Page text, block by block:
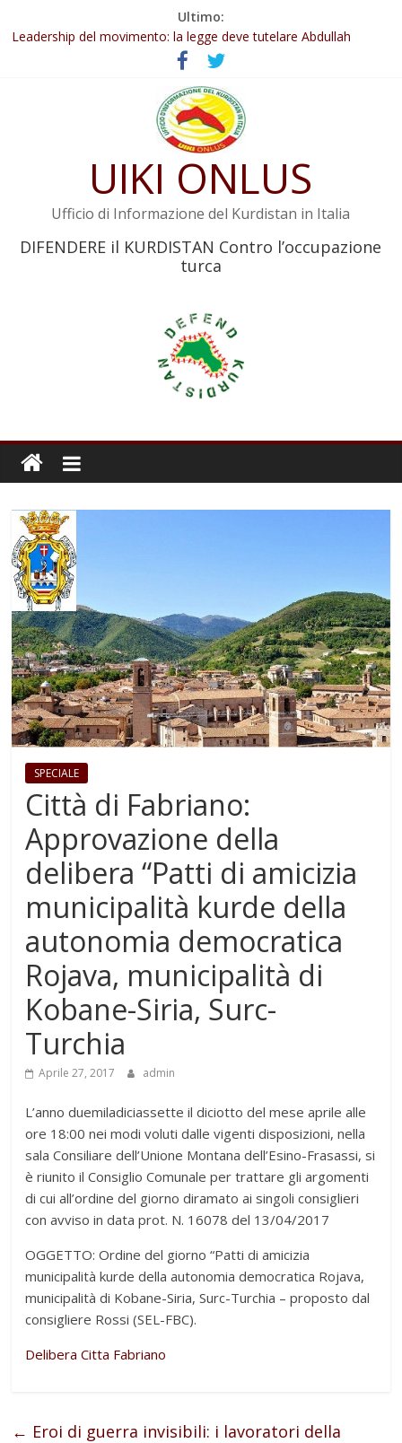
Ultimo:
Abdullah Öcalan: Le legge negativa deve essere trasformata in
legge positiva
Leadership del movimento: la legge deve tutelare Abdullah
Commissione donne del KNK: Şengal è di nuovo sotto minaccia
Non tenere conto della situazione di Rêber Apo ostacolerebbe
Il KNK chiede un’azione internazionale contro i crimini di guerra
UIKI ONLUS
Ufficio di Informazione del Kurdistan in Italia
DIFENDERE il KURDISTAN Contro l’occupazione
turca
SPECIALE
Città di Fabriano:
Approvazione della
delibera “Patti di amicizia
municipalità kurde della
autonomia democratica
Rojava, municipalità di
Kobane-Siria, Surc-
Turchia
Aprile 27, 2017 admin
L’anno duemiladiciassette il diciotto del mese aprile alle
ore 18:00 nei modi voluti dalle vigenti disposizioni, nella
sala Consiliare dell’Unione Montana dell’Esino-Frasassi, si
è riunito il Consiglio Comunale per trattare gli argomenti
di cui all’ordine del giorno diramato ai singoli consiglieri
con avviso in data prot. N. 16078 del 13/04/2017
OGGETTO: Ordine del giorno “Patti di amicizia
municipalità kurde della autonomia democratica Rojava,
municipalità di Kobane-Siria, Surc-Turchia – proposto dal
consigliere Rossi (SEL-FBC).
Delibera Citta Fabriano
← Eroi di guerra invisibili: i lavoratori della